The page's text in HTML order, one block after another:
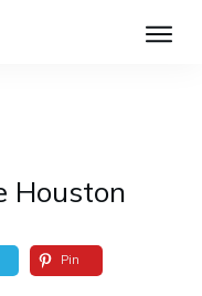
El Proceso de
Houston
Pin